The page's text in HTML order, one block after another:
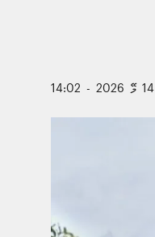
14 މޭ 2026 - 14:02